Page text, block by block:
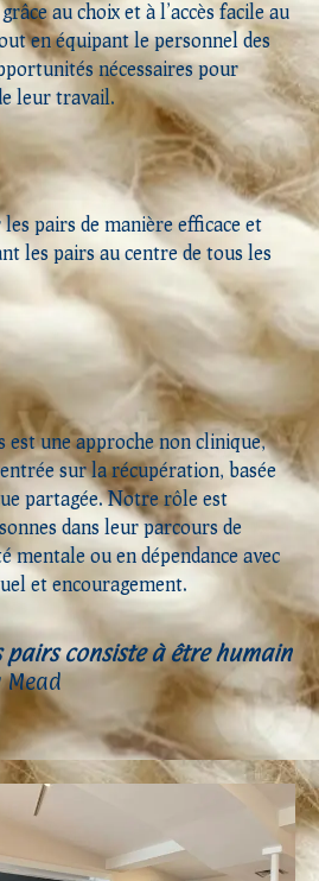
au choix et à l’accès facile au
en équipant le personnel des
nécessaires pour
leur travail.
pairs de manière efficace et
les pairs au centre de tous les
est une approche non clinique,
sur la récupération, basée
partagée. Notre rôle est
dans leur parcours de
mentale ou en dépendance avec
et encouragement.
pairs consiste à être humain